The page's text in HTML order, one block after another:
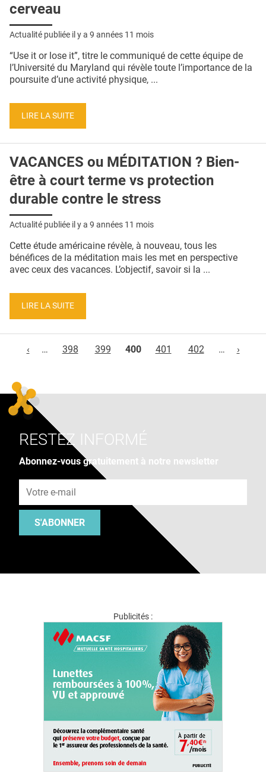
cerveau
Actualité publiée il y a 9 années 11 mois
“Use it or lose it”, titre le communiqué de cette équipe de
l’Université du Maryland qui révèle toute l’importance de la
poursuite d’une activité physique, ...
LIRE LA SUITE
VACANCES ou MÉDITATION ? Bien-
être à court terme vs protection
durable contre le stress
Actualité publiée il y a 9 années 11 mois
Cette étude américaine révèle, à nouveau, tous les
bénéfices de la méditation mais les met en perspective
avec ceux des vacances. L’objectif, savoir si la ...
LIRE LA SUITE
‹
… 398 399 400 401 402 … ›
RESTEZ INFORMÉ
Abonnez-vous gratuitement à notre newsletter
S'ABONNER
Publicités :